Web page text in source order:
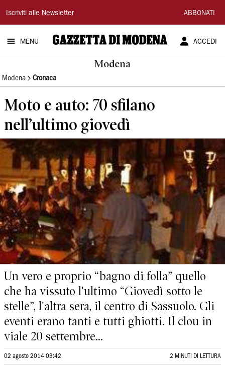
Gazzetta
di
Modena
Iscriviti alle Newsletter ABBONATI
MENU ACCEDI
Modena
Modena Cronaca
Moto e auto: 70 sfilano
nell’ultimo giovedì
Un vero e proprio “bagno di folla” quello
che ha vissuto l'ultimo “Giovedì sotto le
stelle”, l'altra sera, il centro di Sassuolo. Gli
eventi erano tanti e tutti ghiotti. Il clou in
viale 20 settembre...
02 agosto 2014 03:42 2 MINUTI DI LETTURA